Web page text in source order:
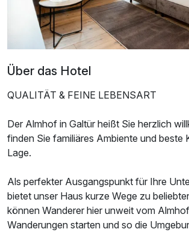
Ausstattung
Über das Hotel
QUALITÄT & FEINE LEBENSART
Der Almhof in Galtür heißt Sie herzlich
finden Sie familiäres Ambiente und beste
Lage.
Als perfekter Ausgangspunkt für Ihre
bietet unser Haus kurze Wege zu
können Wanderer hier unweit vom
Wanderungen starten und so die